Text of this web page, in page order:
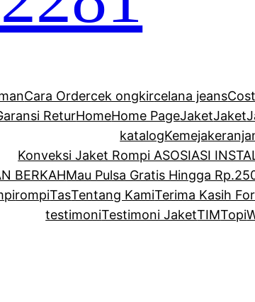
Cara Ordercek ongkircelana jeans
ReturHomeHome PageJaketJaket
katalogKemeja
Konveksi Jaket Rompi ASOSIASI
BERKAHMau Pulsa Gratis Hingga
rompiTasTentang KamiTerima Kasih
testimoniTestimoni JaketTIMTopi